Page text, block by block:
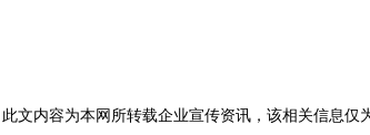
此文内容为本网所转载企业宣传资讯，该相关信息仅